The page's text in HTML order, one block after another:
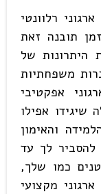
רלוונטי
תובנה זאת
היתרונות של
משפחתיות
אפקטיבי
אפילו
והאימון
לך עד
כמו שלך,
מקצועי